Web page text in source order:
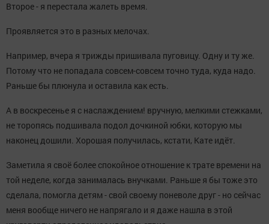
Второе - я перестала жалеть время.
Проявляется это в разных мелочах.
Например, вчера я трижды пришивала пуговицу. Одну и ту же.
Потому что не попадала совсем-совсем точно туда, куда надо.
Раньше бы плюнула и оставила как есть.
А в воскресенье я с наслаждением! вручную, мелкими стежками,
не торопясь подшивала подол дочкиной юбки, которую мы
наконец дошили. Хорошая получилась, кстати, Кате идёт.
Заметила я своё более спокойное отношение к трате времени на
той неделе, когда занималась внучками. Раньше я бы тоже это
сделала, помогла детям - свой своему поневоле друг - но сейчас
меня вообще ничего не напрягало и я даже нашла в этой